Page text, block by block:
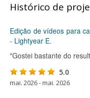
Histórico de
Edição de vídeos para
- Lightyear E.
"Gostei bastante do
5.0
mai. 2026 - mai. 2026